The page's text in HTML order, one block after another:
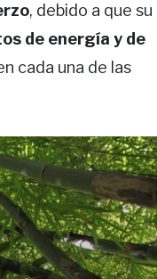
, debido a que su
de energía y de
cada una de las